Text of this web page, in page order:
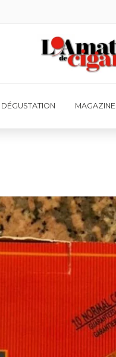
DÉGUSTATION MAGAZINE